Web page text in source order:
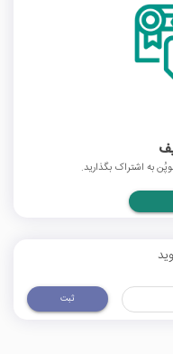
به اشتراک بگذارید.
ثبت